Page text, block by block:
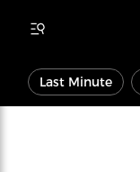
Last Minute